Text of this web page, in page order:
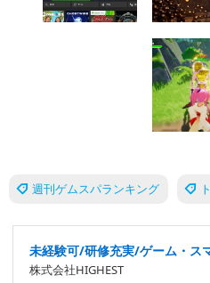
週刊ゲムスパランキング
未経験可/研修充実/ゲーム・ス
株式会社HIGHEST